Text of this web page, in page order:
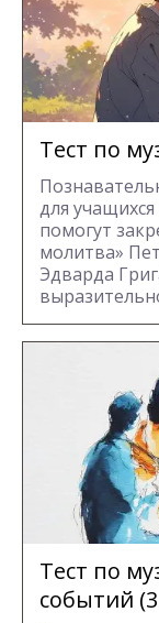
Тест по
для
помогут
молитва»
Эдварда
Тест по
событий (3